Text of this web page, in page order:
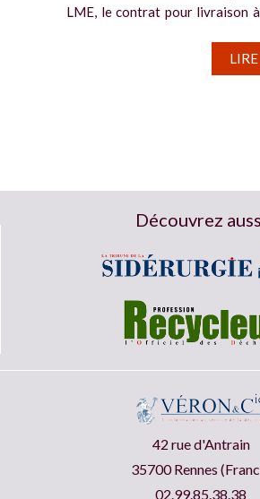
LME, le contrat pour livraison
Découvrez
42 rue d'Antrain
35700 Rennes
02.99.85.38.38